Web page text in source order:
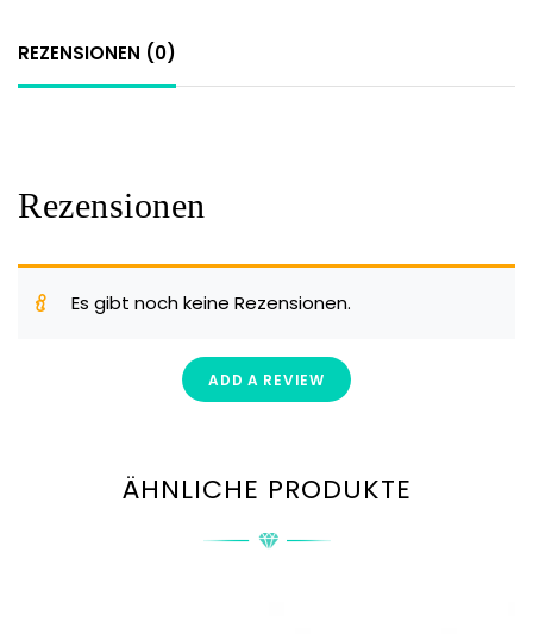
REZENSIONEN (0)
Rezensionen
Es gibt noch keine Rezensionen.
ADD A REVIEW
ÄHNLICHE PRODUKTE